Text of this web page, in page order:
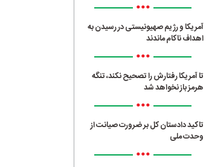
•••
آمریکا و رژیم صهیونیستی در رسیدن به
اهداف ناکام ماندند
•••
تا آمریکا رفتارش را تصحیح نکند، تنگه
هرمز باز نخواهد شد
•••
تاکید دادستان کل بر ضرورت صیانت از
وحدت ملی
•••